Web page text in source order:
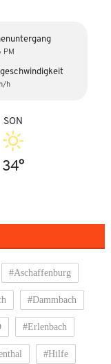
PM
h
SON
34°
#Aschaffenburg
#Dammbach
#Erlenbach
#Hilfe